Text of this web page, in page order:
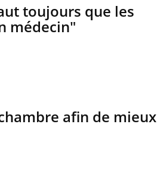
toujours que les
médecin"
afin de mieux